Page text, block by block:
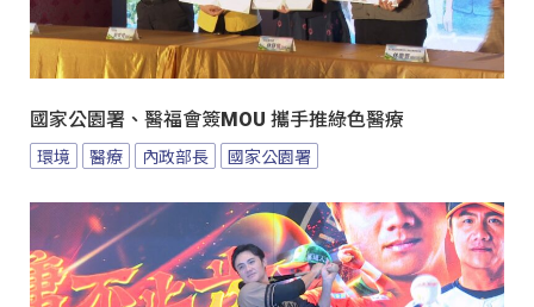
國家公園署、醫福會簽MOU 攜手推綠色醫療
環境 醫療 內政部長 國家公園署